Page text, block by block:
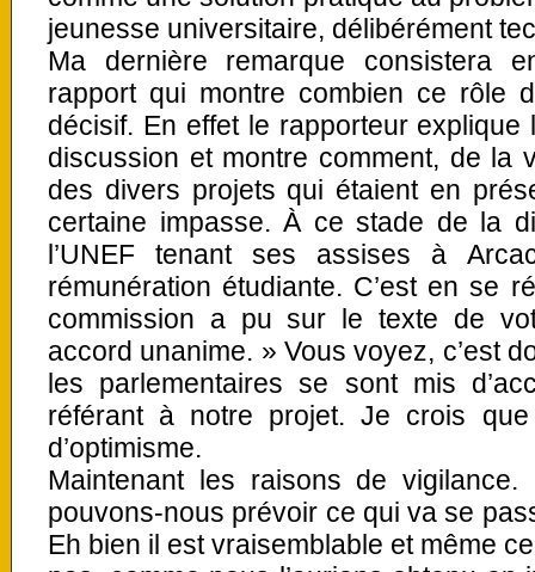
jeunesse universitaire, délibérément
Ma dernière remarque consistera
rapport qui montre combien ce rôle
décisif. En effet le rapporteur
discussion et montre comment, de la
des divers projets qui étaient en
certaine impasse. À ce stade de la
l’UNEF tenant ses assises à
rémunération étudiante. C’est en se
commission a pu sur le texte de
accord unanime. » Vous voyez, c’est
les parlementaires se sont mis
référant à notre projet. Je crois
d’optimisme.
Maintenant les raisons de
pouvons-nous prévoir ce qui va se
Eh bien il est vraisemblable et même